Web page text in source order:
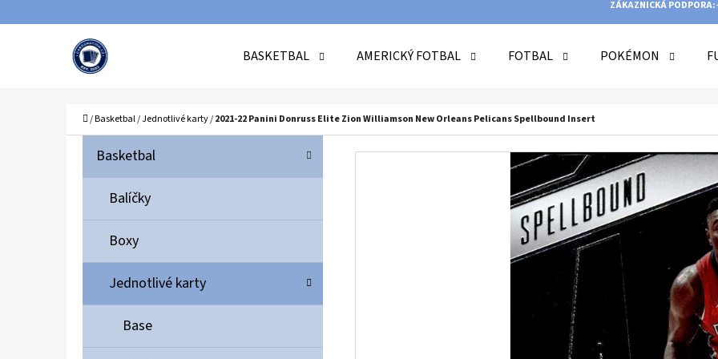
ZÁKAZNICKÁ PODPORA:
BASKETBAL AMERICKÝ FOTBAL FOTBAL POKÉMON
Domů
/Basketbal/Jednotlivé karty/2021-22 Panini Donruss Elite Zion Williamson New Orleans Pelicans Spellbound Insert
Přeskočit
kategorie
K
T
G
R
E
Basketbal
Balíčky
Boxy
Jednotlivé karty
Base
Zpět
Zpět
HLEDAT
DOPORUČUJEME